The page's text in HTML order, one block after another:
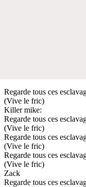
Regarde tous ces
(Vive le fric)
Killer mike:
Regarde tous ces
(Vive le fric)
Regarde tous ces
(Vive le fric)
Regarde tous ces
(Vive le fric)
Zack
Regarde tous ces